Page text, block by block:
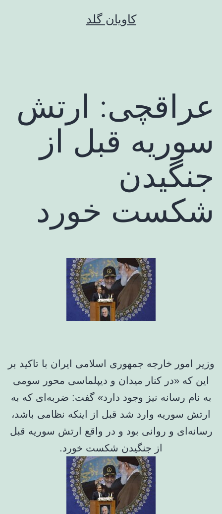
کاویان گلد
عراقچی: ارتش
سوریه قبل از
جنگیدن
شکست خورد
وزیر امور خارجه جمهوری اسلامی ایران با تاکید بر
این که «در کنار میدان و دیپلماسی محور سومی
به نام رسانه نیز وجود دارد» گفت: ضربه‌ای که به
ارتش سوریه وارد شد قبل از اینکه نظامی باشد،
رسانه‌ای و روانی بود و در واقع ارتش سوریه قبل
از جنگیدن شکست خورد.